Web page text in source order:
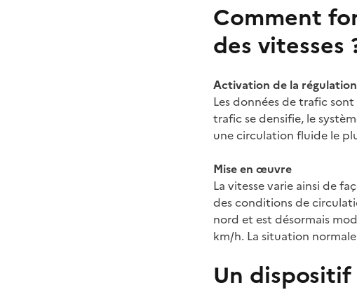
Comment
des vitesses
Activation de la régulation
Les données de trafic
trafic se densifie, le
une circulation fluide le
Mise en œuvre
La vitesse varie ainsi de
des conditions de
nord et est désormais
km/h. La situation
Un dispositif